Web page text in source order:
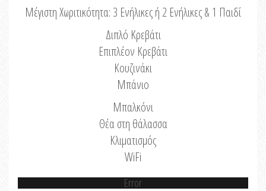
Μέγιστη Χωριτικότητα: 3 Ενήλικες ή 2 Ενήλικες & 1 Παιδί
Διπλό Κρεβάτι
Επιπλέον Κρεβάτι
Κουζινάκι
Μπάνιο
Μπαλκόνι
Θέα στη θάλασσα
Κλιματισμός
WiFi
Error